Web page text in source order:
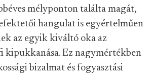
mélyponton találta magát,
hangulat is egyértelműen
az egyik kiváltó oka az
kipukkanása. Ez nagymértékben
bizalmat és fogyasztási